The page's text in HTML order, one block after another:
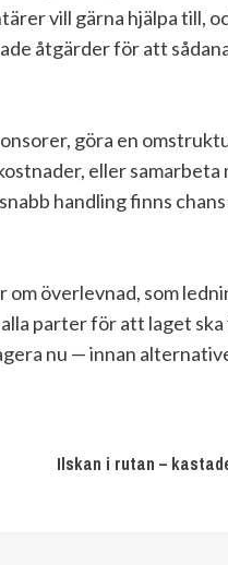
vill gärna hjälpa till,
åtgärder för att
göra en
eller samarbeta
handling finns
överlevnad, som
parter för att laget
nu — innan
Ilskan i rutan –